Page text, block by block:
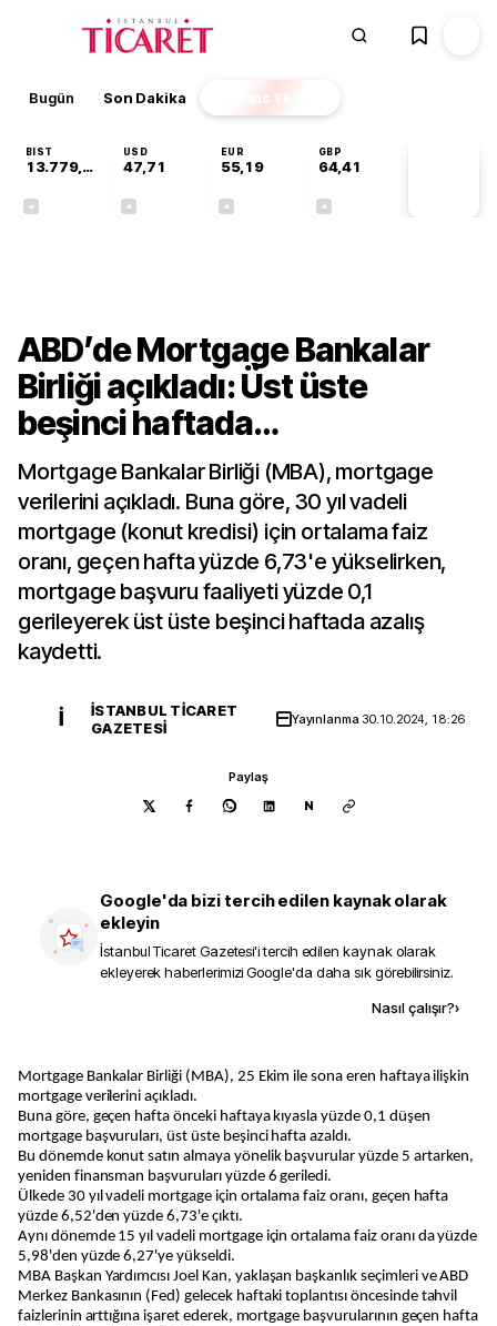
Bugün Son Dakika Finans EKSTRA
BIST
13.779,39
USD
47,71
EUR
55,19
GBP
64,41
ABD’de Mortgage Bankalar
Birliği açıkladı: Üst üste
beşinci haftada…
Mortgage Bankalar Birliği (MBA), mortgage
verilerini açıkladı. Buna göre, 30 yıl vadeli
mortgage (konut kredisi) için ortalama faiz
oranı, geçen hafta yüzde 6,73'e yükselirken,
mortgage başvuru faaliyeti yüzde 0,1
gerileyerek üst üste beşinci haftada azalış
kaydetti.
İ
İSTANBUL TICARET
GAZETESI
Yayınlanma 30.10.2024, 18:26
Paylaş
N
Google'da bizi tercih edilen kaynak olarak
ekleyin
İstanbul Ticaret Gazetesi'i tercih edilen kaynak olarak
ekleyerek haberlerimizi Google'da daha sık görebilirsiniz.
Nasıl çalışır?›
Mortgage Bankalar Birliği (MBA), 25 Ekim ile sona eren haftaya ilişkin
mortgage verilerini açıkladı.
Buna göre, geçen hafta önceki haftaya kıyasla yüzde 0,1 düşen
mortgage başvuruları, üst üste beşinci hafta azaldı.
Bu dönemde konut satın almaya yönelik başvurular yüzde 5 artarken,
yeniden finansman başvuruları yüzde 6 geriledi.
Ülkede 30 yıl vadeli mortgage için ortalama faiz oranı, geçen hafta
yüzde 6,52'den yüzde 6,73'e çıktı.
Aynı dönemde 15 yıl vadeli mortgage için ortalama faiz oranı da yüzde
5,98'den yüzde 6,27'ye yükseldi.
MBA Başkan Yardımcısı Joel Kan, yaklaşan başkanlık seçimleri ve ABD
Merkez Bankasının (Fed) gelecek haftaki toplantısı öncesinde tahvil
faizlerinin arttığına işaret ederek, mortgage başvurularının geçen hafta